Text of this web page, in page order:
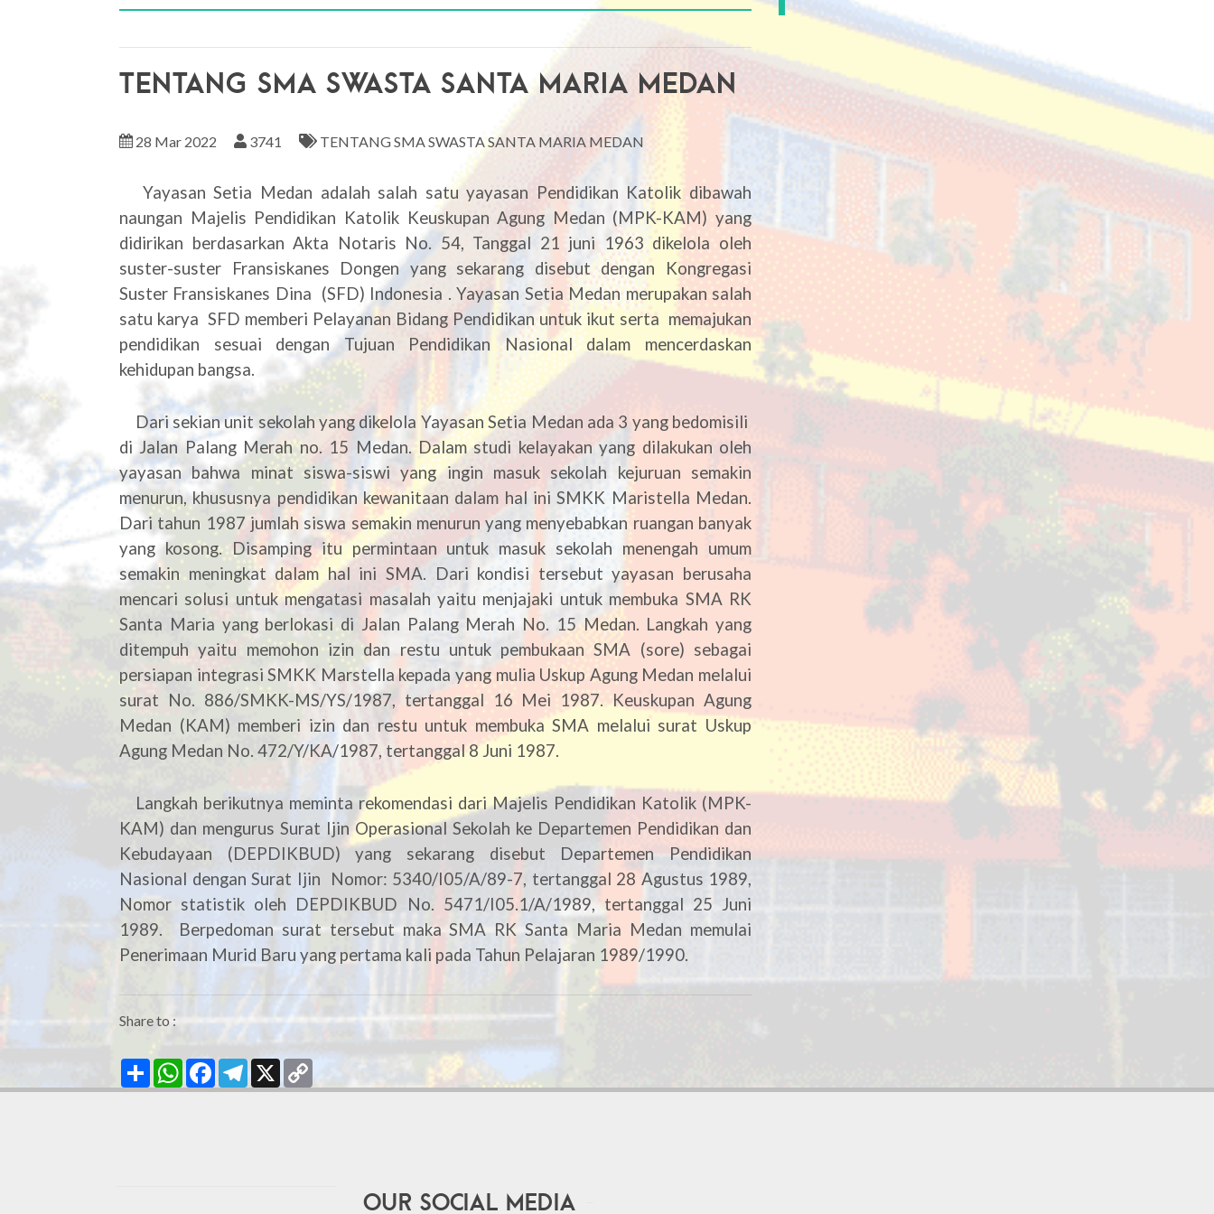
TENTANG SMA SWASTA SANTA MARIA MEDAN
28 Mar 2022 3741 TENTANG SMA SWASTA SANTA MARIA MEDAN
Yayasan Setia Medan adalah salah satu yayasan Pendidikan Katolik dibawah
naungan Majelis Pendidikan Katolik Keuskupan Agung Medan (MPK-KAM) yang
didirikan berdasarkan Akta Notaris No. 54, Tanggal 21 juni 1963 dikelola oleh
suster-suster Fransiskanes Dongen yang sekarang disebut dengan Kongregasi
Suster Fransiskanes Dina (SFD) Indonesia . Yayasan Setia Medan merupakan salah
satu karya SFD memberi Pelayanan Bidang Pendidikan untuk ikut serta memajukan
pendidikan sesuai dengan Tujuan Pendidikan Nasional dalam mencerdaskan
kehidupan bangsa.
Dari sekian unit sekolah yang dikelola Yayasan Setia Medan ada 3 yang bedomisili
di Jalan Palang Merah no. 15 Medan. Dalam studi kelayakan yang dilakukan oleh
yayasan bahwa minat siswa-siswi yang ingin masuk sekolah kejuruan semakin
menurun, khususnya pendidikan kewanitaan dalam hal ini SMKK Maristella Medan.
Dari tahun 1987 jumlah siswa semakin menurun yang menyebabkan ruangan banyak
yang kosong. Disamping itu permintaan untuk masuk sekolah menengah umum
semakin meningkat dalam hal ini SMA. Dari kondisi tersebut yayasan berusaha
mencari solusi untuk mengatasi masalah yaitu menjajaki untuk membuka SMA RK
Santa Maria yang berlokasi di Jalan Palang Merah No. 15 Medan. Langkah yang
ditempuh yaitu memohon izin dan restu untuk pembukaan SMA (sore) sebagai
persiapan integrasi SMKK Marstella kepada yang mulia Uskup Agung Medan melalui
surat No. 886/SMKK-MS/YS/1987, tertanggal 16 Mei 1987. Keuskupan Agung
Medan (KAM) memberi izin dan restu untuk membuka SMA melalui surat Uskup
Agung Medan No. 472/Y/KA/1987, tertanggal 8 Juni 1987.
Langkah berikutnya meminta rekomendasi dari Majelis Pendidikan Katolik (MPK-
KAM) dan mengurus Surat Ijin Operasional Sekolah ke Departemen Pendidikan dan
Kebudayaan (DEPDIKBUD) yang sekarang disebut Departemen Pendidikan
Nasional dengan Surat Ijin Nomor: 5340/I05/A/89-7, tertanggal 28 Agustus 1989,
Nomor statistik oleh DEPDIKBUD No. 5471/I05.1/A/1989, tertanggal 25 Juni
1989. Berpedoman surat tersebut maka SMA RK Santa Maria Medan memulai
Penerimaan Murid Baru yang pertama kali pada Tahun Pelajaran 1989/1990.
Share to :
Share WhatsAppFacebookTelegram
X
Link
Our Social Media